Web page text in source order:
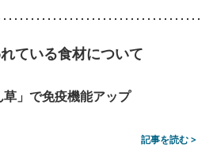
ている食材について
草」で免疫機能アップ
記事を読む >